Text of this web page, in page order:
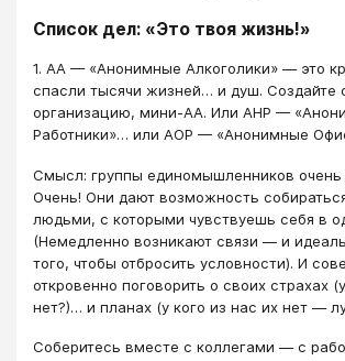
Список дел: «Это твоя жизнь!»
1. АА — «Анонимные Алкоголики» — это
спасли тысячи жизней… и душ. Создайте
организацию, мини-АА. Или АНР —
Работники»… или АОР — «Анонимные
Смысл: группы единомышленников очень
Очень! Они дают возможность
людьми, с которыми чувствуешь себя в
(Немедленно возникают связи — и
того, чтобы отбросить условности). И
откровенно поговорить о своих страхах
нет?)… и планах (у кого из нас их нет —
Соберитесь вместе с коллегами — с